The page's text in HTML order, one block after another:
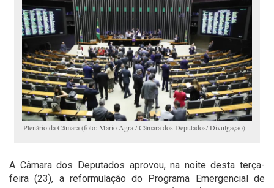
Plenário da Câmara (foto: Mario Agra / Câmara dos Deputados/ Divulgação)
A Câmara dos Deputados aprovou, na noite desta terça-
feira (23), a reformulação do Programa Emergencial de